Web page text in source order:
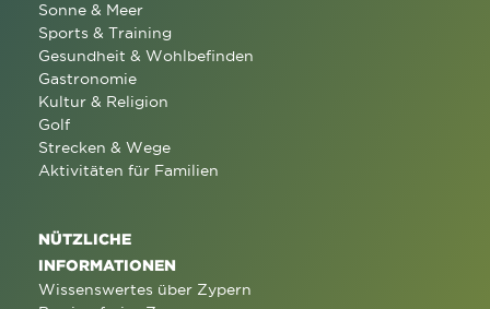
Sonne & Meer
Sports & Training
Gesundheit & Wohlbefinden
Gastronomie
Kultur & Religion
Golf
Strecken & Wege
Aktivitäten für Familien
NÜTZLICHE
INFORMATIONEN
Wissenswertes über Zypern